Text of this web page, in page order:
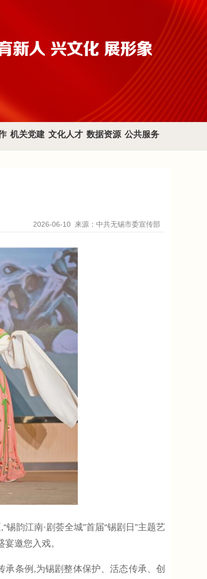
机关党建 文化人才 数据资源 公共服务
2026-06-10 来源：中共无锡市委宣传部
韵江南·剧荟全城”首届“锡剧日”主题艺
邀您入戏。
条例,为锡剧整体保护、活态传承、创